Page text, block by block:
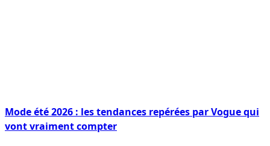
Mode été 2026 : les tendances repérées par Vogue qui
vont vraiment compter